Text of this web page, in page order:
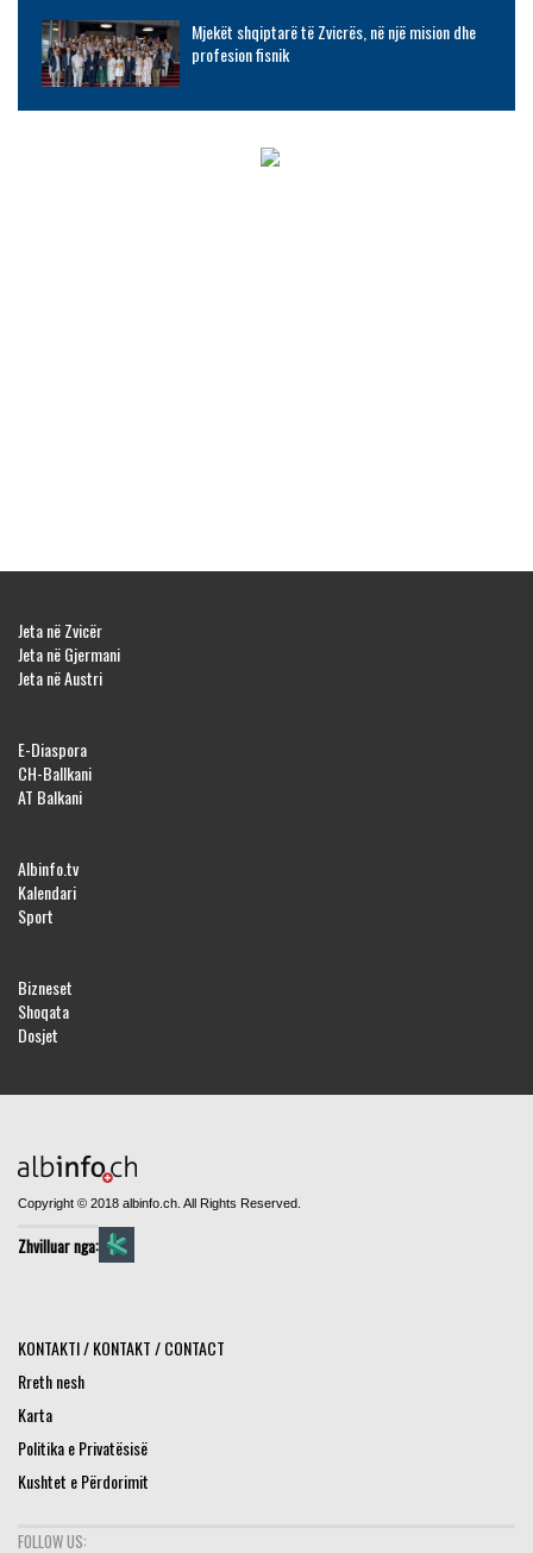
Mjekët shqiptarë të Zvicrës, në një mision dhe
profesion fisnik
Jeta në Zvicër
Jeta në Gjermani
Jeta në Austri
E-Diaspora
CH-Ballkani
AT Balkani
Albinfo.tv
Kalendari
Sport
Bizneset
Shoqata
Dosjet
Copyright © 2018 albinfo.ch. All Rights Reserved.
Zhvilluar nga:
KONTAKTI / KONTAKT / CONTACT
Rreth nesh
Karta
Politika e Privatësisë
Kushtet e Përdorimit
FOLLOW US: